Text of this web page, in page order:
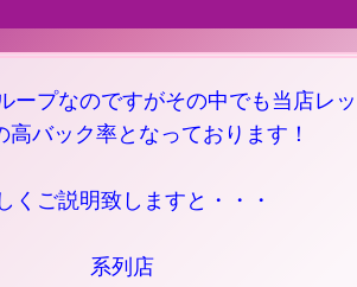
ープなのですがその中でも当店レ
高バック率となっております！
くご説明致しますと・・・
系列店